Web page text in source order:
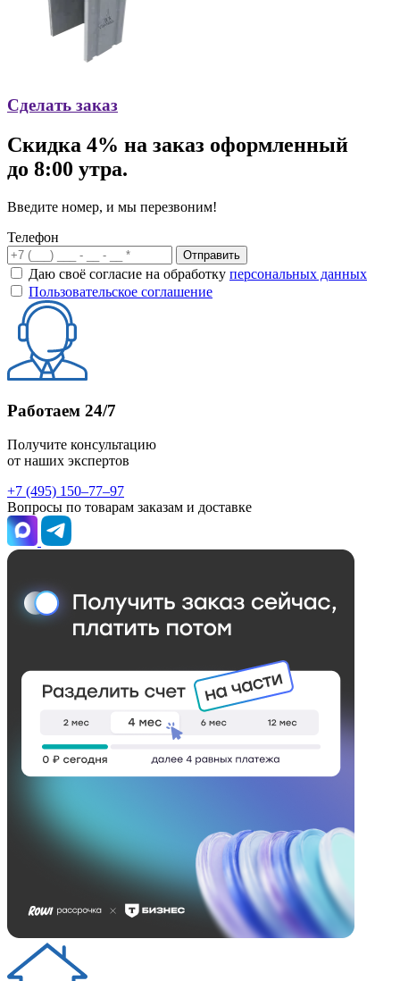
Сделать заказ
Скидка 4% на заказ оформленный
до 8:00 утра.
Введите номер, и мы перезвоним!
Телефон
Отправить
Даю своё согласие на обработку персональных данных
Пользовательское соглашение
Работаем 24/7
Получите консультацию
от наших экспертов
+7 (495) 150–77–97
Вопросы по товарам заказам и доставке